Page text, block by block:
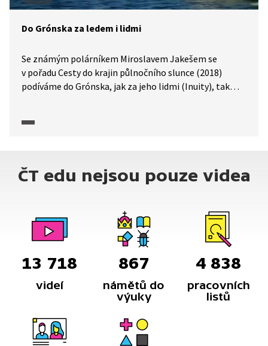
Do Grónska za ledem i lidmi
Se známým polárníkem Miroslavem Jakešem se
v pořadu Cesty do krajin půlnočního slunce (2018)
podíváme do Grónska, jak za jeho lidmi (Inuity), tak
o tom, co mohou v této zemi ledu zjistit glaciologové.
ČT edu nejsou pouze videa
13 718
videí
867
námětů do
výuky
4 838
pracovních
listů